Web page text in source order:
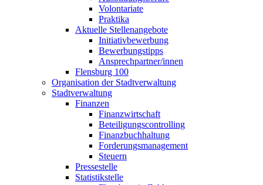
Volontariate
Praktika
Aktuelle Stellenangebote
Initiativbewerbung
Bewerbungstipps
Ansprechpartner/innen
Flensburg 100
Organisation der Stadtverwaltung
Stadtverwaltung
Finanzen
Finanzwirtschaft
Beteiligungscontrolling
Finanzbuchhaltung
Forderungsmanagement
Steuern
Pressestelle
Statistikstelle